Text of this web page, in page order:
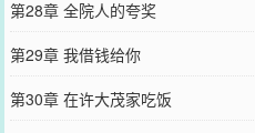
第28章 全院人的夸奖
第29章 我借钱给你
第30章 在许大茂家吃饭